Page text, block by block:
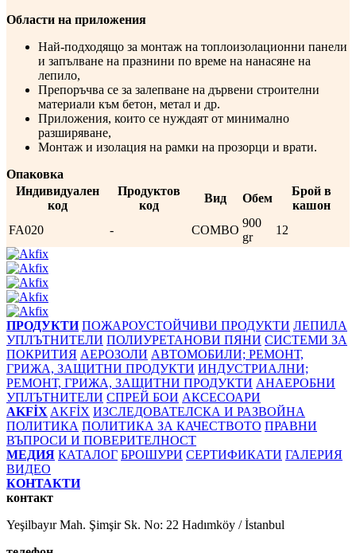
Области на приложения
Най-подходящо за монтаж на топлоизолационни панели
и запълване на празнини по време на нанасяне на
лепило,
Препоръчва се за залепване на дървени строителни
материали към бетон, метал и др.
Приложения, които се нуждаят от минимално
разширяване,
Монтаж и изолация на рамки на прозорци и врати.
Опаковка
Индивидуален
код
Продуктов
код
Вид Обем
Брой в
кашон
FA020
- COMBO
900
gr
12
ПРОДУКТИ ПОЖАРОУСТОЙЧИВИ ПРОДУКТИ ЛЕПИЛА
УПЛЪТНИТЕЛИ ПОЛИУРЕТАНОВИ ПЯНИ СИСТЕМИ ЗА
ПОКРИТИЯ АЕРОЗОЛИ АВТОМОБИЛИ; РЕМОНТ,
ГРИЖА, ЗАЩИТНИ ПРОДУКТИ ИНДУСТРИАЛНИ;
РЕМОНТ, ГРИЖА, ЗАЩИТНИ ПРОДУКТИ АНАЕРОБНИ
УПЛЪТНИТЕЛИ СПРЕЙ БОИ АКСЕСОАРИ
AKFİX AKFİX ИЗСЛЕДОВАТЕЛСКА И РАЗВОЙНА
ПОЛИТИКА ПОЛИТИКА ЗА КАЧЕСТВОТО ПРАВНИ
ВЪПРОСИ И ПОВЕРИТЕЛНОСТ
МЕДИЯ КАТАЛОГ БРОШУРИ СЕРТИФИКАТИ ГАЛЕРИЯ
ВИДЕО
КОНТАКТИ
контакт
Yeşilbayır Mah. Şimşir Sk. No: 22 Hadımköy / İstanbul